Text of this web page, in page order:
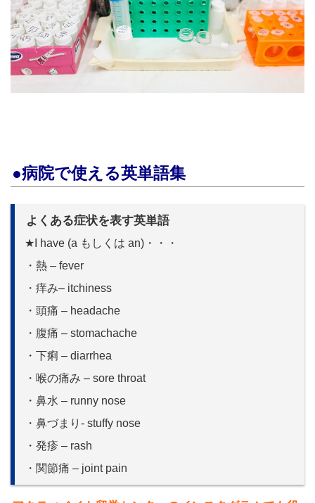
●病院で使える英単語集
よくある症状を表す英単語
★I have (a もしくは an)・・・
・熱 – fever
・痒み– itchiness
・頭痛 – headache
・腹痛 – stomachache
・下痢 – diarrhea
・喉の痛み – sore throat
・鼻水 – runny nose
・鼻づまり- stuffy nose
・発疹 – rash
・関節痛 – joint pain